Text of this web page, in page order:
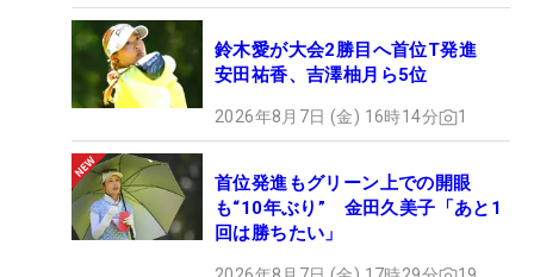
鈴木愛が大会2勝目へ首位T発進
安田祐香、吉澤柚月ら5位
2026年8月7日 (金) 16時14分 1
首位発進もグリーン上での開眼
も“10年ぶり” 金田久美子「あと1
回は勝ちたい」